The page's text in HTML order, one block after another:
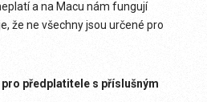
a na Macu nám fungují
že ne všechny jsou určené pro
předplatitele s příslušným